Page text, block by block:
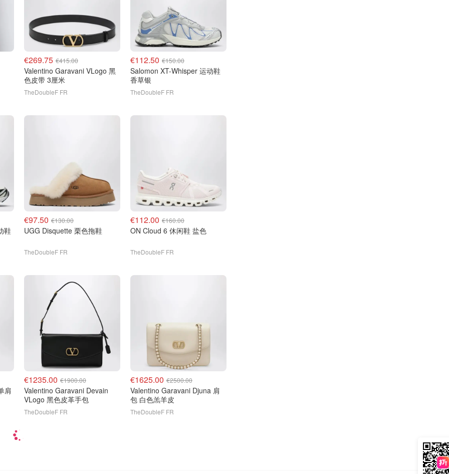
€269.75 €415.00
Valentino Garavani VLogo 黑
色皮带 3厘米
TheDoubleF FR
€112.50 €150.00
Salomon XT-Whisper 运动鞋
香草银
TheDoubleF FR
€97.50 €130.00
UGG Disquette 栗色拖鞋
TheDoubleF FR
€112.00 €160.00
ON Cloud 6 休闲鞋 盐色
TheDoubleF FR
€1235.00 €1900.00
Valentino Garavani Devain
VLogo 黑色皮革手包
TheDoubleF FR
€1625.00 €2500.00
Valentino Garavani Djuna 肩
包 白色羔羊皮
TheDoubleF FR